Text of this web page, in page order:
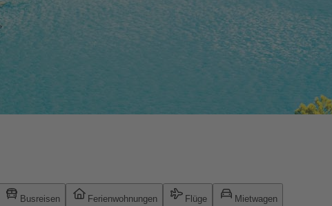
Busreisen Ferienwohnungen Flüge Mietwagen